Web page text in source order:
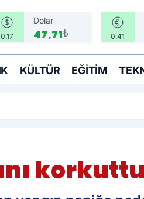
0.17
Dolar
47,71₺ 0.41
KÜLTÜR EĞITIM
korkuttu